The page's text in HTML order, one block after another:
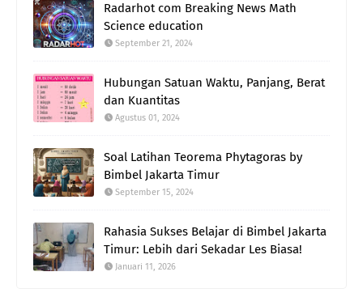
Radarhot com Breaking News Math
Science education
September 21, 2024
Hubungan Satuan Waktu, Panjang, Berat
dan Kuantitas
Agustus 01, 2024
Soal Latihan Teorema Phytagoras by
Bimbel Jakarta Timur
September 15, 2024
Rahasia Sukses Belajar di Bimbel Jakarta
Timur: Lebih dari Sekadar Les Biasa!
Januari 11, 2026